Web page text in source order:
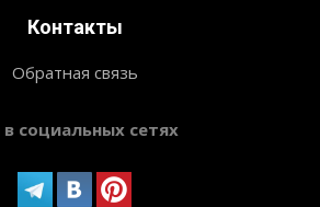
Контакты
Обратная связь
социальных сетях